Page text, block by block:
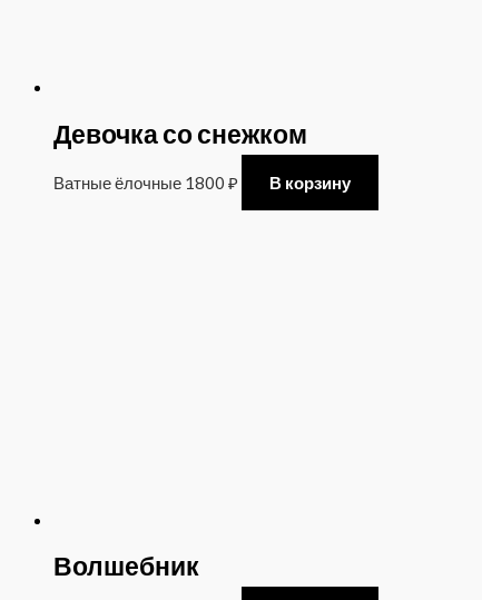
Девочка со снежком
Ватные ёлочные 1800 ₽ В корзину
Волшебник